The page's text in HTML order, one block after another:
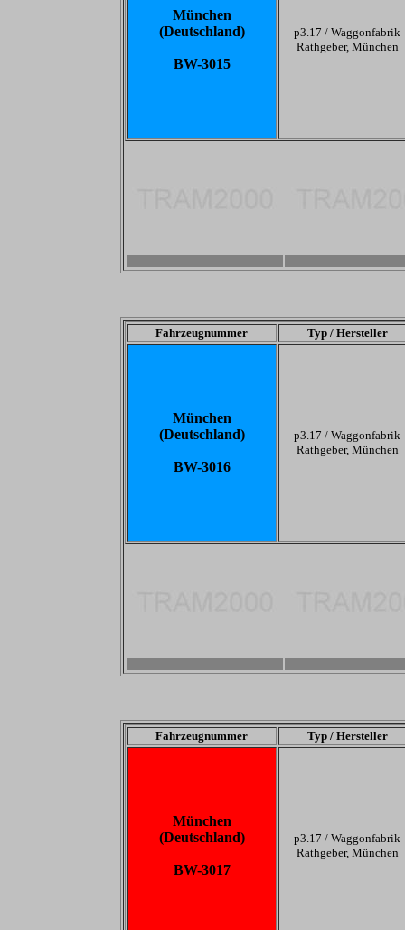
München
(Deutschland)
BW-3015
p3.17 / Waggonfabrik
Rathgeber, München
Fahrzeugnummer Typ / Hersteller
München
(Deutschland)
BW-3016
p3.17 / Waggonfabrik
Rathgeber, München
Fahrzeugnummer Typ / Hersteller
München
(Deutschland)
BW-3017
p3.17 / Waggonfabrik
Rathgeber, München